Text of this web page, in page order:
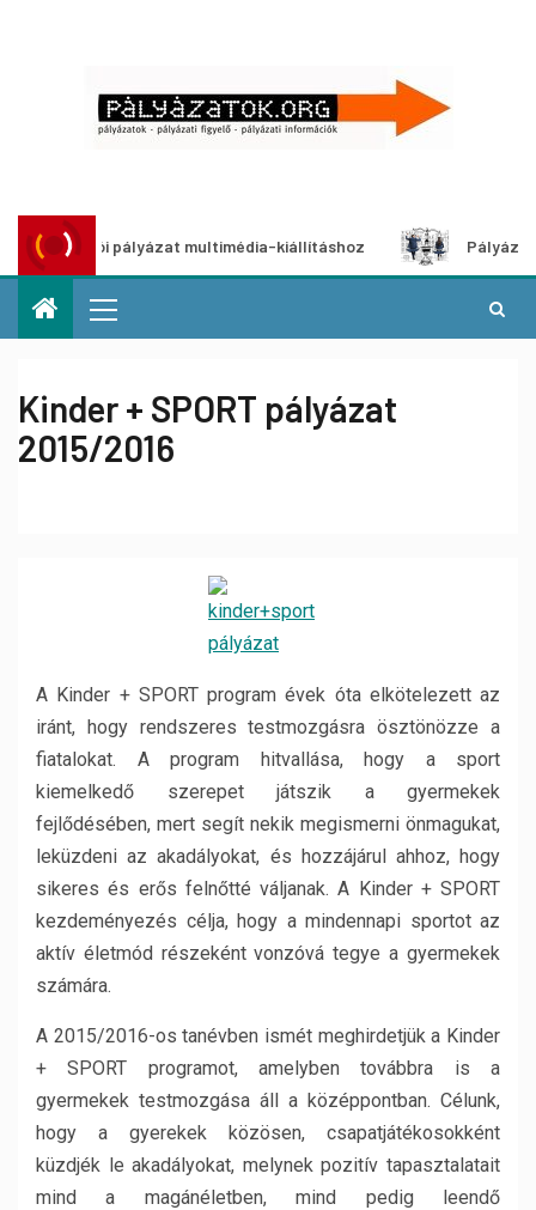
pályázat multimédia-kiállításhoz Pályázat a nemek
Kinder + SPORT pályázat
2015/2016
A Kinder + SPORT program évek óta elkötelezett az
iránt, hogy rendszeres testmozgásra ösztönözze a
fiatalokat. A program hitvallása, hogy a sport
kiemelkedő szerepet játszik a gyermekek
fejlődésében, mert segít nekik megismerni önmagukat,
leküzdeni az akadályokat, és hozzájárul ahhoz, hogy
sikeres és erős felnőtté váljanak. A Kinder + SPORT
kezdeményezés célja, hogy a mindennapi sportot az
aktív életmód részeként vonzóvá tegye a gyermekek
számára.
A 2015/2016-os tanévben ismét meghirdetjük a Kinder
+ SPORT programot, amelyben továbbra is a
gyermekek testmozgása áll a középpontban. Célunk,
hogy a gyerekek közösen, csapatjátékosokként
küzdjék le akadályokat, melynek pozitív tapasztalatait
mind a magánéletben, mind pedig leendő